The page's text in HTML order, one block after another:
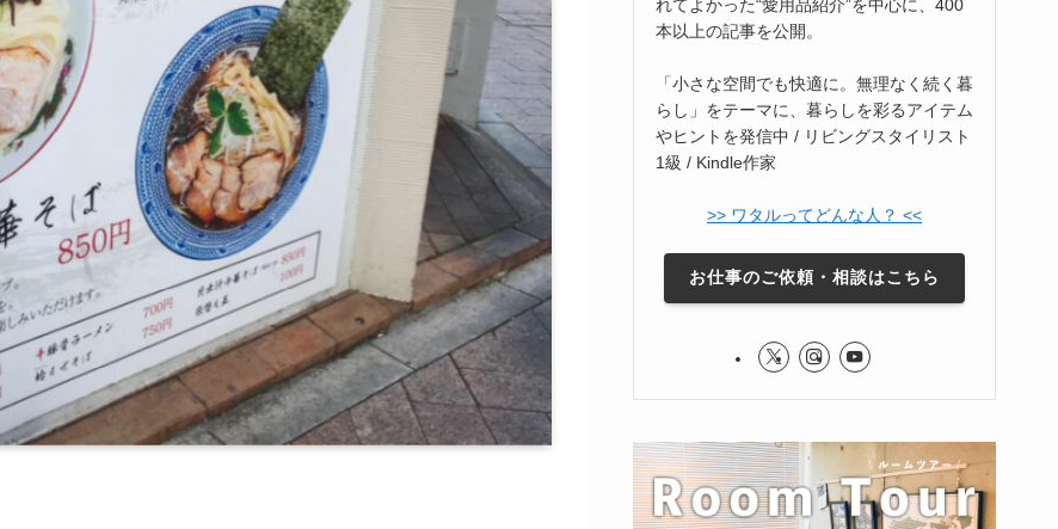
れてよかった“愛用品紹介”を中心に、400
本以上の記事を公開。
「小さな空間でも快適に。無理なく続く暮
らし」をテーマに、暮らしを彩るアイテム
やヒントを発信中 / リビングスタイリスト
1級 / Kindle作家
>> ワタルってどんな人？ <<
お仕事のご依頼・相談はこちら